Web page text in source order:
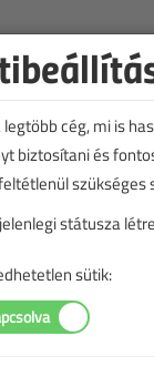
legtöbb cég, mi is
biztosítani és
szükséges
státusza
sütik: